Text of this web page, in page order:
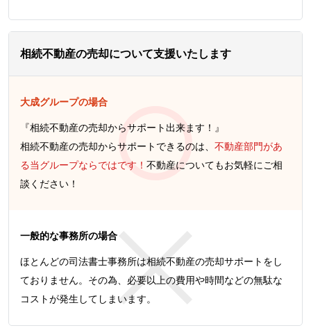
相続不動産の売却について支援いたします
大成グループの場合
『相続不動産の売却からサポート出来ます！』
相続不動産の売却からサポートできるのは、 不動産部門があ
る当グループならではです！ 不動産についてもお気軽にご相
談ください！
一般的な事務所の場合
ほとんどの司法書士事務所は相続不動産の売却サポートをし
ておりません。その為、必要以上の費用や時間などの無駄な
コストが発生してしまいます。